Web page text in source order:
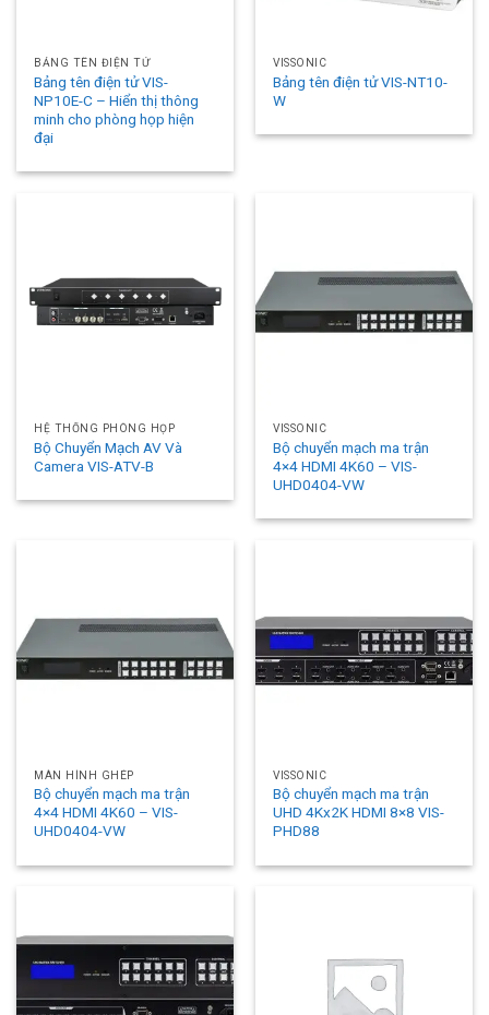
BẢNG TÊN ĐIỆN TỬ
Bảng tên điện tử VIS-
NP10E-C – Hiển thị thông
minh cho phòng họp hiện
đại
VISSONIC
Bảng tên điện tử VIS-NT10-
W
HỆ THỐNG PHÒNG HỌP
Bộ Chuyển Mạch AV Và
Camera VIS-ATV-B
VISSONIC
Bộ chuyển mạch ma trận
4×4 HDMI 4K60 – VIS-
UHD0404-VW
MÀN HÌNH GHÉP
Bộ chuyển mạch ma trận
4×4 HDMI 4K60 – VIS-
UHD0404-VW
VISSONIC
Bộ chuyển mạch ma trận
UHD 4Kx2K HDMI 8×8 VIS-
PHD88